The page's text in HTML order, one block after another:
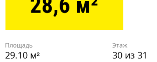
Площадь
29.10 м²
Этаж
30 из 31